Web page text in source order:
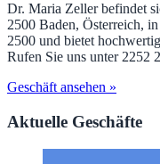
Dr. Maria Zeller befindet
2500 Baden, Österreich,
2500 und bietet
Rufen Sie uns unter 2252
Geschäft ansehen »
Aktuelle Geschäfte